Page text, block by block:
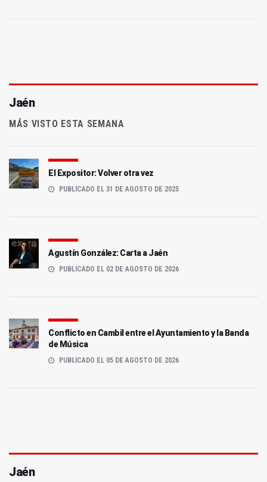
Jaén
MÁS VISTO ESTA SEMANA
El Expositor: Volver otra vez
PUBLICADO EL 31 DE AGOSTO DE 2025
Agustín González: Carta a Jaén
PUBLICADO EL 02 DE AGOSTO DE 2026
Conflicto en Cambil entre el Ayuntamiento y la Banda
de Música
PUBLICADO EL 05 DE AGOSTO DE 2026
Jaén